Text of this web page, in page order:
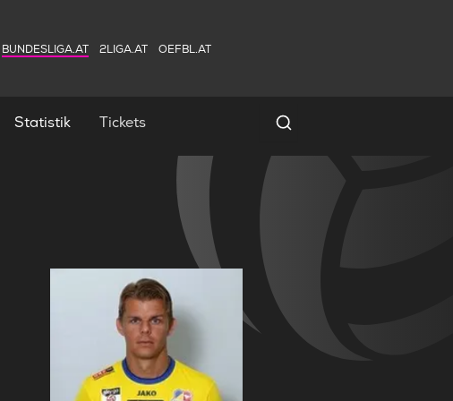
BUNDESLIGA.AT 2LIGA.AT OEFBL.AT
Statistik Tickets Spielersuche